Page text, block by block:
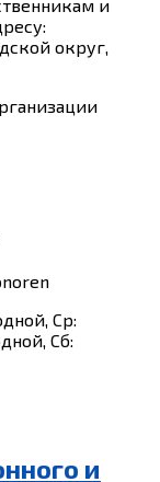
и
округ,
Ср:
Сб:
и